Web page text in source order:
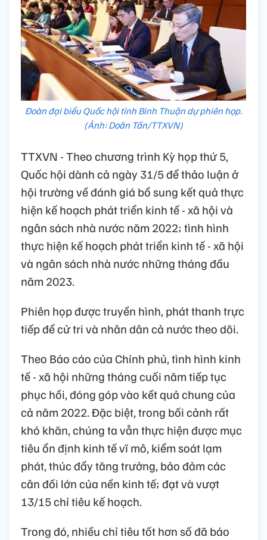
Đoàn đại biểu Quốc hội tỉnh Bình Thuận dự phiên họp.
(Ảnh: Doãn Tấn/TTXVN)
TTXVN - Theo chương trình Kỳ họp thứ 5,
Quốc hội dành cả ngày 31/5 để thảo luận ở
hội trường về đánh giá bổ sung kết quả thực
hiện kế hoạch phát triển kinh tế - xã hội và
ngân sách nhà nước năm 2022; tình hình
thực hiện kế hoạch phát triển kinh tế - xã hội
và ngân sách nhà nước những tháng đầu
năm 2023.
Phiên họp được truyền hình, phát thanh trực
tiếp để cử tri và nhân dân cả nước theo dõi.
Theo Báo cáo của Chính phủ, tình hình kinh
tế - xã hội những tháng cuối năm tiếp tục
phục hồi, đóng góp vào kết quả chung của
cả năm 2022. Đặc biệt, trong bối cảnh rất
khó khăn, chúng ta vẫn thực hiện được mục
tiêu ổn định kinh tế vĩ mô, kiểm soát lạm
phát, thúc đẩy tăng trưởng, bảo đảm các
cân đối lớn của nền kinh tế; đạt và vượt
13/15 chỉ tiêu kế hoạch.
Trong đó, nhiều chỉ tiêu tốt hơn số đã báo